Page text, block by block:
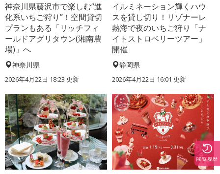
神奈川県藤沢市で楽しむ“進
化系いちご狩り”！空間貸切
プランもある「リッチフィ
ールドアグリタウン(湘南農
場)」へ
神奈川県
2026年4月22日 18:23 更新
イルミネーション輝くハウ
スを貸し切り！リゾナーレ
熱海で夜のいちご狩り「ナ
イトストロベリーツアー」
開催
静岡県
2026年4月22日 16:01 更新
閲覧履歴